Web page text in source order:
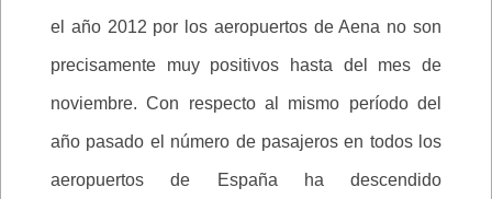
el año 2012 por los aeropuertos de Aena no son
precisamente muy positivos hasta del mes de
noviembre. Con respecto al mismo período del
año pasado el número de pasajeros en todos los
aeropuertos de España ha descendido